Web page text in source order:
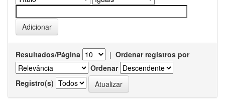
Resultados/Página | Ordenar registros por
Ordenar
Registro(s)